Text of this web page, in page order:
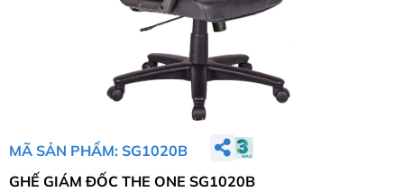
MÃ SẢN PHẨM: SG1020B
GHẾ GIÁM ĐỐC THE ONE SG1020B